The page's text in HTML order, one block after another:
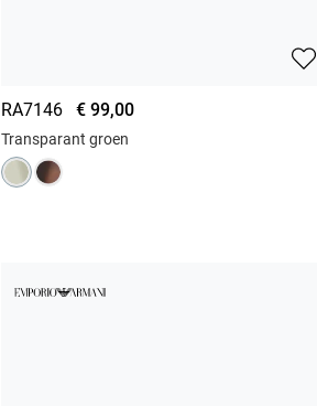
RA7146 € 99,00
Transparant groen